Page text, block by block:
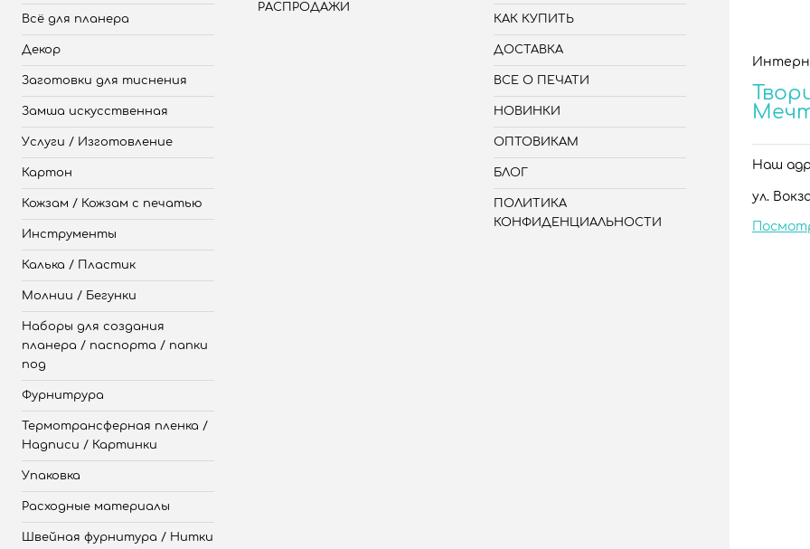
Всё для планера
Декор
Заготовки для тиснения
Замша искусственная
Услуги / Изготовление
Картон
Кожзам / Кожзам с печатью
Инструменты
Калька / Пластик
Молнии / Бегунки
Наборы для создания
планера / паспорта / папки
под
Фурнитрура
Термотрансферная пленка /
Надписи / Картинки
Упаковка
Расходные материалы
Швейная фурнитура / Нитки
РАСПРОДАЖИ
КАК КУПИТЬ
ДОСТАВКА
ВСЕ О ПЕЧАТИ
НОВИНКИ
ОПТОВИКАМ
БЛОГ
ПОЛИТИКА
КОНФИДЕНЦИАЛЬНОСТИ
Наш
ул.